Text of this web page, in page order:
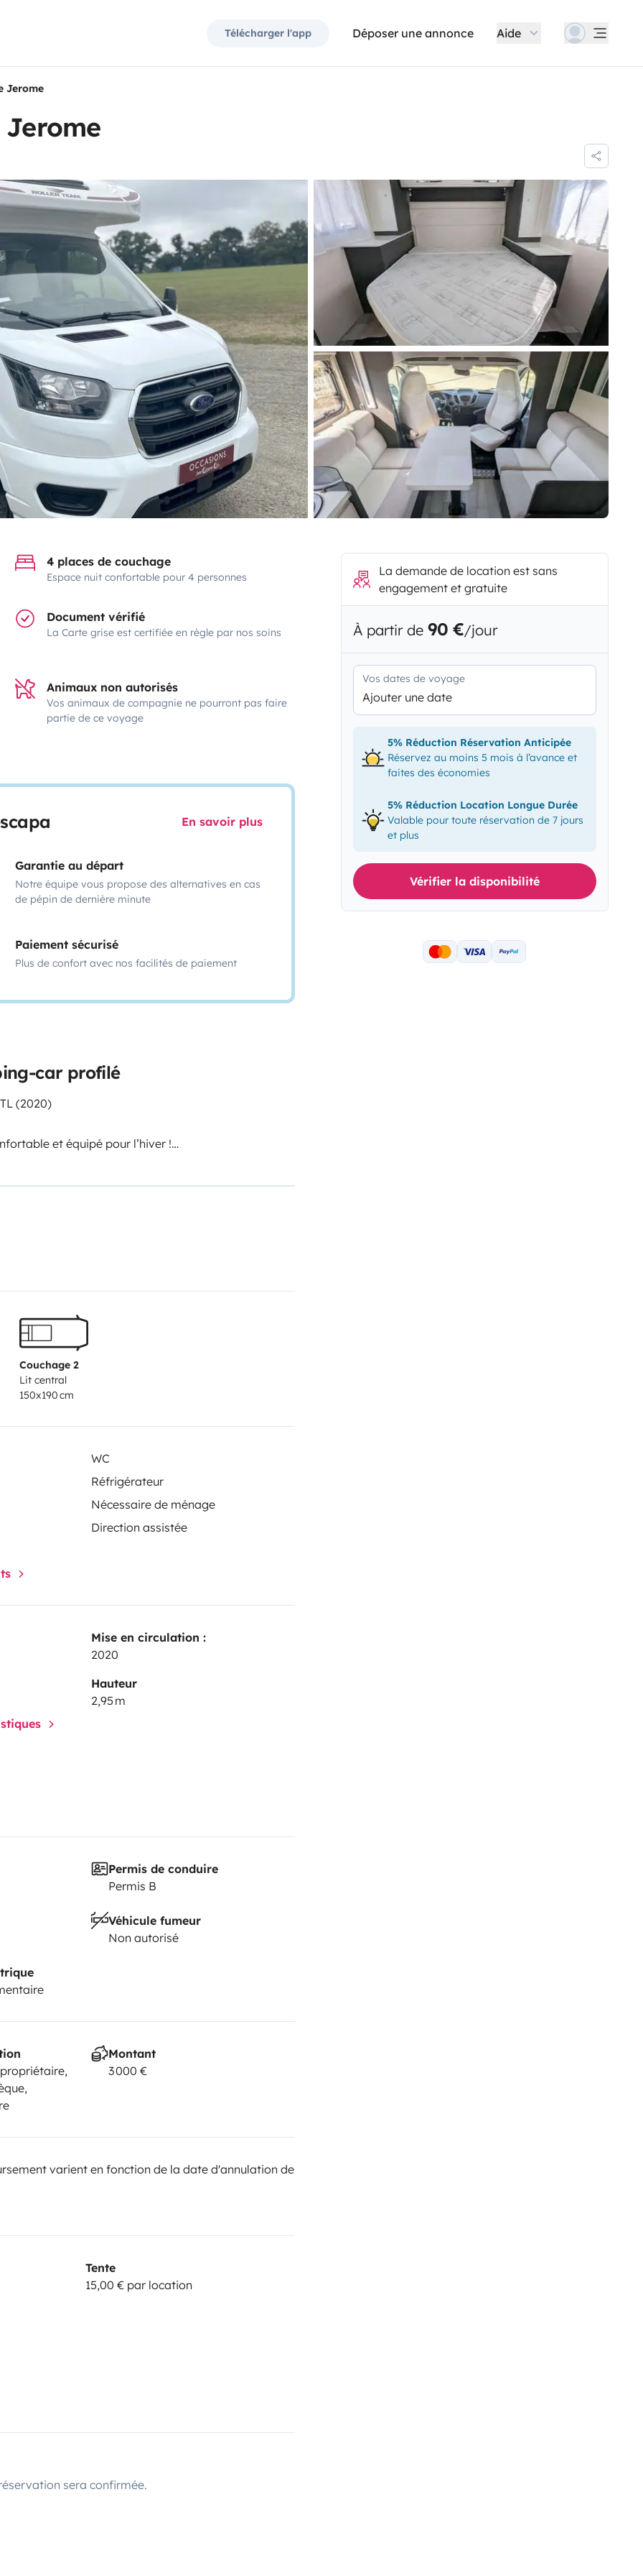
Télécharger l'app Déposer une annonce Aide
Jerome
4 places de couchage
Espace nuit confortable pour 4 personnes
Document vérifié
La Carte grise est certifiée en règle par nos soins
Animaux non autorisés
Vos animaux de compagnie ne pourront pas faire
partie de ce voyage
En savoir plus
Garantie au départ
Notre équipe vous propose des alternatives en cas
de pépin de dernière minute
Paiement sécurisé
Plus de confort avec nos facilités de paiement
car profilé
(2020)
et équipé pour l’hiver !
Couchage 2
Lit central
150x190 cm
WC
Réfrigérateur
Nécessaire de ménage
Direction assistée
Mise en circulation :
2020
Hauteur
2,95 m
Permis de conduire
Permis B
Véhicule fumeur
Non autorisé
Montant
3 000 €
varient en fonction de la date d'annulation de
Tente
15,00 € par location
sera confirmée.
La demande de location est sans
engagement et gratuite
À partir de 90 €/jour
Vos dates de voyage
Ajouter une date
5% Réduction Réservation Anticipée
Réservez au moins 5 mois à l’avance et
faites des économies
5% Réduction Location Longue Durée
Valable pour toute réservation de 7 jours
et plus
Vérifier la disponibilité